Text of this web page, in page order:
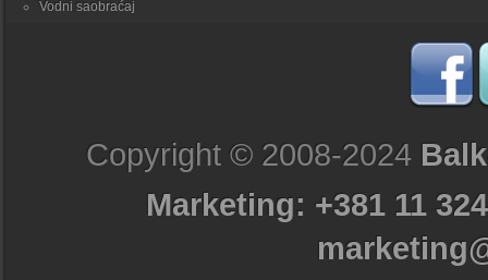
Vodni saobraćaj
Copyright © 2008-2024
Marketing: +381 11